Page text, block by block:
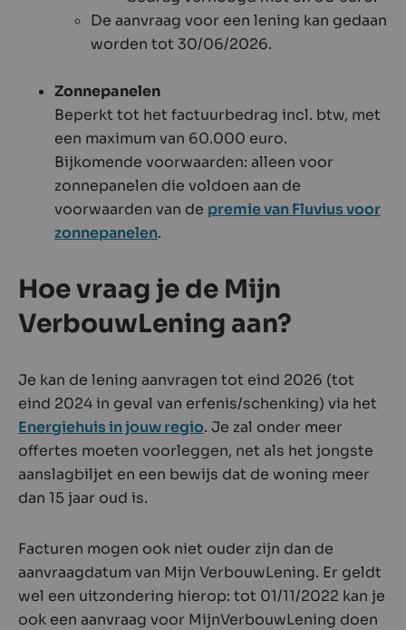
De aanvraag voor een lening kan gedaan
worden tot 30/06/2026.
Zonnepanelen
Beperkt tot het factuurbedrag incl. btw, met
een maximum van 60.000 euro.
Bijkomende voorwaarden: alleen voor
zonnepanelen die voldoen aan de
voorwaarden van de premie van Fluvius voor
zonnepanelen.
Hoe vraag je de Mijn
VerbouwLening aan?
Je kan de lening aanvragen tot eind 2026 (tot
eind 2024 in geval van erfenis/schenking) via het
Energiehuis in jouw regio. Je zal onder meer
offertes moeten voorleggen, net als het jongste
aanslagbiljet en een bewijs dat de woning meer
dan 15 jaar oud is.
Facturen mogen ook niet ouder zijn dan de
aanvraagdatum van Mijn VerbouwLening. Er geldt
wel een uitzondering hierop: tot 01/11/2022 kan je
ook een aanvraag voor MijnVerbouwLening doen